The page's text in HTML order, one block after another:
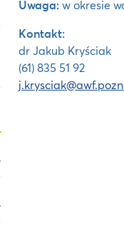
Uwaga:w okresie
Kontakt:
dr Jakub Kryściak
(61) 835 51 92